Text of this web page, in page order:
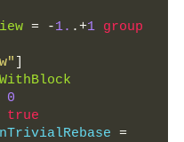
= -1. .+1 group
0
true
=